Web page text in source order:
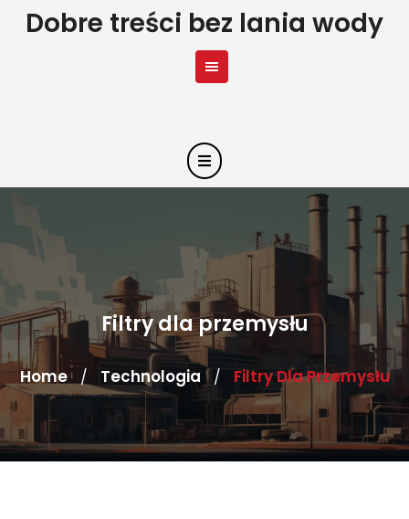
SkipDobre treści bez lania wody
Filtry dla przemysłu
Home / Technologia / Filtry Dla Przemysłu